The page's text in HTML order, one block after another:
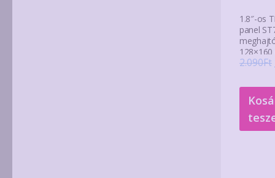
1.8″-os
panel
128×160
2.090Ft